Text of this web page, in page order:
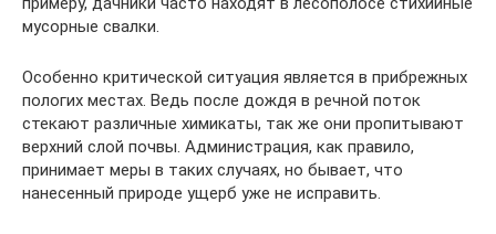
мусорные свалки.
Особенно критической ситуация является в прибрежных
пологих местах. Ведь после дождя в речной поток
стекают различные химикаты, так же они пропитывают
верхний слой почвы. Администрация, как правило,
принимает меры в таких случаях, но бывает, что
нанесенный природе ущерб уже не исправить.